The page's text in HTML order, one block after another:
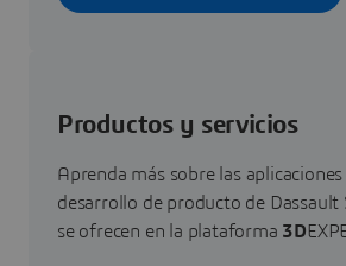
Productos y servicios
Aprenda más sobre las
desarrollo de producto de Dassault
se ofrecen en la plataforma 3D